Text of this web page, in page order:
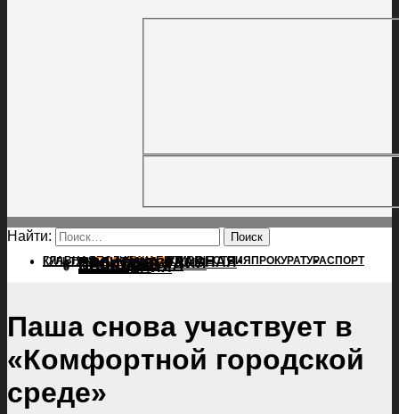
Найти:
ГЛАВНАЯПОЛИТИКАПРОИСШЕСТВИЯ ПРОКУРАТУРАСПОРТ
КУЛЬТУРАПОСЕЛЕНИЯГЛАВНАЯ
ПОЛИТИКА
ПРОИСШЕСТВИЯ
ПРОКУРАТУРА
СПОРТ
КУЛЬТУРА
ПОСЕЛЕНИЯ
Паша снова участвует в
«Комфортной городской
среде»